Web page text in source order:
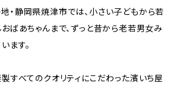
・静岡県焼津市では、小さい子どもから若
おばあちゃんまで、ずっと昔から老若男女み
ます。
製すべてのクオリティにこだわった濱いち屋